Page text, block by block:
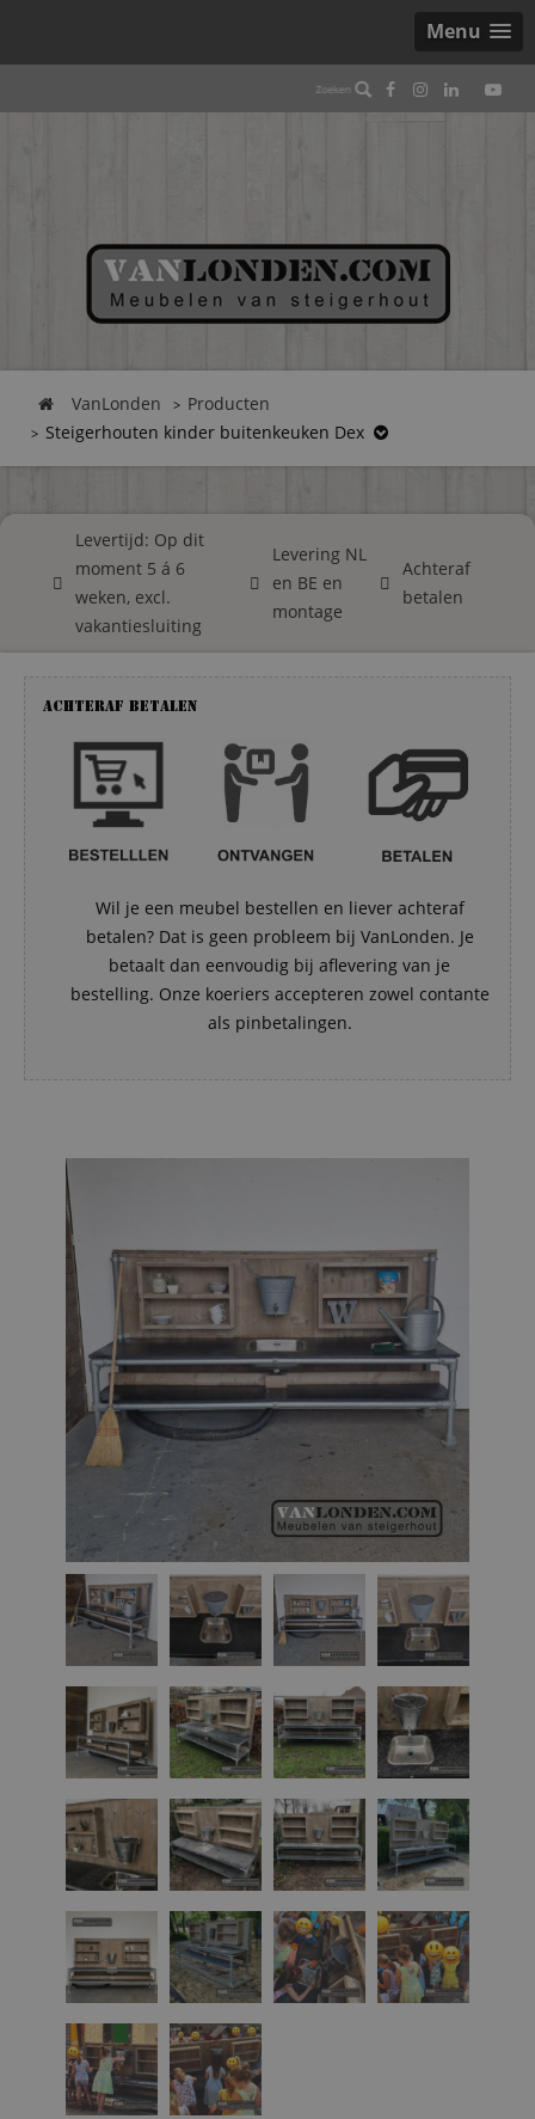
Menu
VanLonden
Producten
Steigerhouten kinder buitenkeuken Dex
Levertijd: Op dit
moment 5 á 6
weken, excl.
vakantiesluiting
Levering NL
en BE en
montage
Achteraf
betalen
Achteraf betalen
Wil je een meubel bestellen en liever achteraf
betalen? Dat is geen probleem bij VanLonden. Je
betaalt dan eenvoudig bij aflevering van je
bestelling. Onze koeriers accepteren zowel contante
als pinbetalingen.